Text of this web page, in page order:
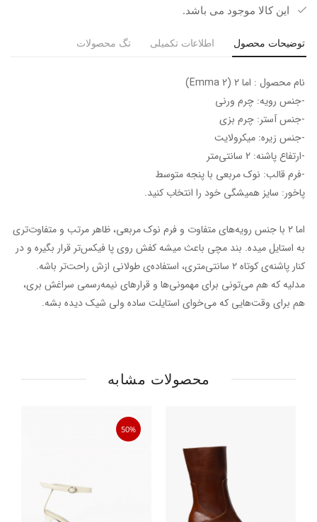
این کالا موجود می باشد.
توضیحات محصول اطلاعات تکمیلی تگ محصولات
نام محصول : اما 2 (Emma 2)
-جنس رویه: چرم ورنی
-جنس آستر: چرم بزی
-جنس زیره: میکرولایت
-ارتفاع پاشنه: 2 سانتی‌متر
-فرم قالب: نوک مربعی با پنجه متوسط
پاخور: سایز همیشگی خود را انتخاب کنید.
اما ۲ با جنس رویه‌های متفاوت و فرم نوک مربعی، ظاهر مرتب و متفاوت‌تری
به استایل میده. بند مچی باعث میشه کفش روی پا فیکس‌تر قرار بگیره و در
کنار پاشنه‌ی کوتاه ۲ سانتی‌متری، استفاده‌ی طولانی ازش راحت‌تر باشه.
مدلیه که هم می‌تونی برای مهمونی‌ها و قرارهای نیمه‌رسمی سراغش بری،
هم برای وقت‌هایی که می‌خوای استایلت ساده ولی شیک دیده بشه.
محصولات مشابه
50%